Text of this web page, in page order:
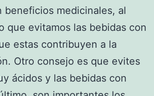
beneficios medicinales, al
que evitamos las bebidas con
estas contribuyen a la
Otro consejo es que evites
ácidos y las bebidas con